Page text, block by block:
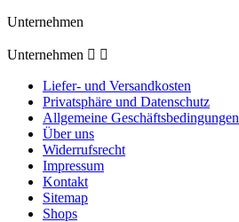
Unternehmen
Unternehmen  
Liefer- und Versandkosten
Privatsphäre und Datenschutz
Allgemeine Geschäftsbedingungen
Über uns
Widerrufsrecht
Impressum
Kontakt
Sitemap
Shops